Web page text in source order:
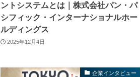
ントシステムとは｜株式会社パン・パ
シフィック・インターナショナルホー
ルディングス
2025年12月4日
企業インタビュー